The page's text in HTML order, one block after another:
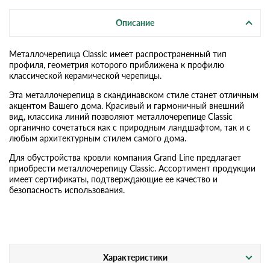
Описание
Металлочерепица Classic имеет распространенный тип
профиля, геометрия которого приближена к профилю
классической керамической черепицы.
Эта металлочерепица в скандинавском стиле станет отличным
акцентом Вашего дома. Красивый и гармоничный внешний
вид, классика линий позволяют металлочерепице Classic
органично сочетаться как с природным ландшафтом, так и с
любым архитектурным стилем самого дома.
Для обустройства кровли компания Grand Line предлагает
приобрести металлочерепицу Classic. Ассортимент продукции
имеет сертификаты, подтверждающие ее качество и
безопасность использования.
Характеристики